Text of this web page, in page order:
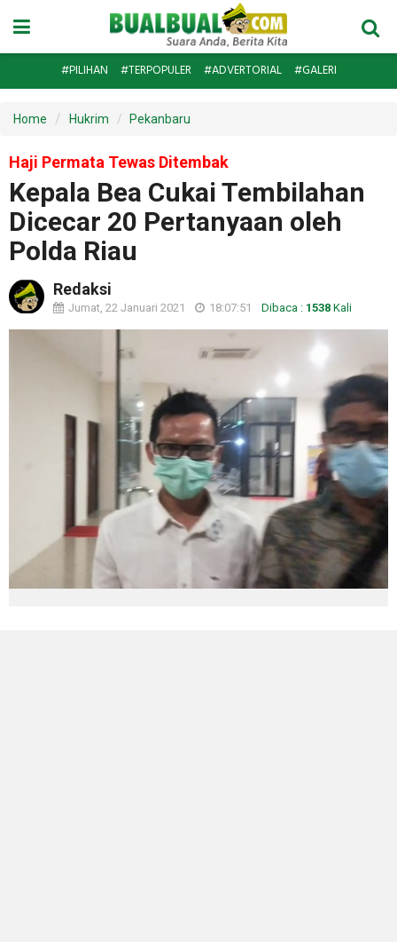
#PILIHAN #TERPOPULER #ADVERTORIAL #GALERI
Home Hukrim Pekanbaru
Haji Permata Tewas Ditembak
Kepala Bea Cukai Tembilahan
Dicecar 20 Pertanyaan oleh
Polda Riau
Redaksi
Jumat, 22 Januari 2021 18:07:51 Dibaca : 1538 Kali